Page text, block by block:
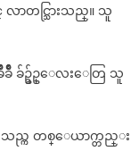
ာတင္သြားသည္။ သူ
ခ်ိဳ ခ်ဥ္ခ်ဥ္ေလးေတြ သူ
သည္က တစ္ေယာက္တည္း